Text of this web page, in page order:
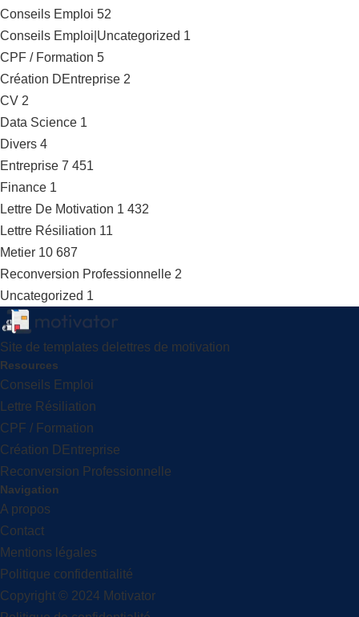
Conseils Emploi 52
Conseils Emploi|Uncategorized 1
CPF / Formation 5
Création DEntreprise 2
CV 2
Data Science 1
Divers 4
Entreprise 7 451
Finance 1
Lettre De Motivation 1 432
Lettre Résiliation 11
Metier 10 687
Reconversion Professionnelle 2
Uncategorized 1
Site de templates delettres de motivation
Resources
Conseils Emploi
Lettre Résiliation
CPF / Formation
Création DEntreprise
Reconversion Professionnelle
Navigation
A propos
Contact
Mentions légales
Politique confidentialité
Copyright © 2024 Motivator